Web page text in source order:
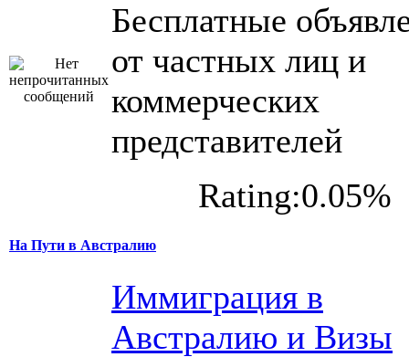
Бесплатные
от частных лиц и
коммерческих
представителей
Rating:0.05%
На Пути в Австралию
Иммиграция в
Австралию и Визы